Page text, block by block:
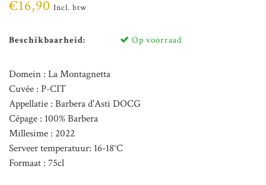
€16,90 Incl. btw
Beschikbaarheid: Op voorraad
Domein : La Montagnetta
Cuvée : P-CIT
Appellatie : Barbera d'Asti DOCG
Cépage : 100% Barbera
Millesime : 2022
Serveer temperatuur: 16-18°C
Formaat : 75cl